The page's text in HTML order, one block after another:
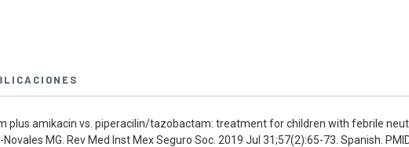
plus amikacin vs. piperacilin/tazobactam: treatment for children with febrile
MG. Rev Med Inst Mex Seguro Soc. 2019 Jul 31;57(2):65-73. Spanish.